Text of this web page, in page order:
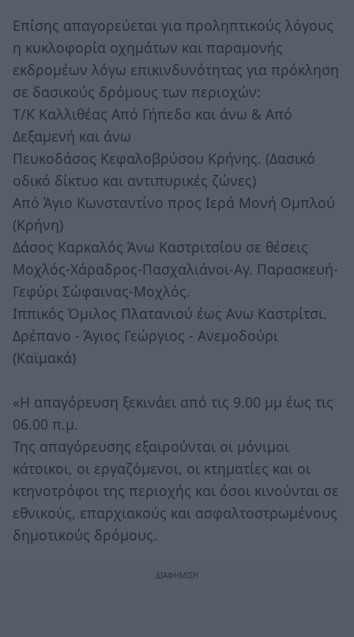
Επίσης απαγορεύεται για προληπτικούς λόγους
η κυκλοφορία οχημάτων και παραμονής
εκδρομέων λόγω επικινδυνότητας για πρόκληση
σε δασικούς δρόμους των περιοχών:
Τ/Κ Καλλιθέας Από Γήπεδο και άνω & Από
Δεξαμενή και άνω
Πευκοδάσος Κεφαλοβρύσου Κρήνης. (Δασικό
οδικό δίκτυο και αντιπυρικές ζώνες)
Από Άγιο Κωνσταντίνο προς Ιερά Μονή Ομπλού
(Κρήνη)
Δάσος Καρκαλός Άνω Καστριτσίου σε θέσεις
Μοχλός-Χάραδρος-Πασχαλιάνοι-Αγ. Παρασκευή-
Γεφύρι Σώφαινας-Μοχλός.
Ιππικός Όμιλος Πλατανιού έως Ανω Καστρίτσι.
Δρέπανο - Άγιος Γεώργιος - Ανεμοδούρι
(Καϊμακά)
«Η απαγόρευση ξεκινάει από τις 9.00 μμ έως τις
06.00 π.μ.
Της απαγόρευσης εξαιρούνται οι μόνιμοι
κάτοικοι, οι εργαζόμενοι, οι κτηματίες και οι
κτηνοτρόφοι της περιοχής και όσοι κινούνται σε
εθνικούς, επαρχιακούς και ασφαλτοστρωμένους
δημοτικούς δρόμους.